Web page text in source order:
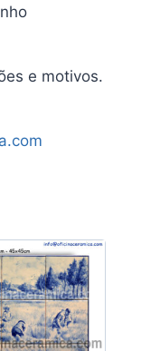
e motivos.